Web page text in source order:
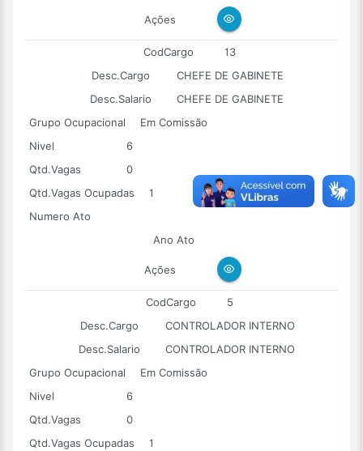
Ações
CodCargo
13
Desc.Cargo
CHEFE DE GABINETE
Desc.Salario
CHEFE DE GABINETE
Grupo Ocupacional
Em Comissão
Nivel
6
Qtd.Vagas
0
Qtd.Vagas Ocupadas
1
Numero Ato
Ano Ato
Ações
CodCargo
5
Desc.Cargo
CONTROLADOR INTERNO
Desc.Salario
CONTROLADOR INTERNO
Grupo Ocupacional
Em Comissão
Nivel
6
Qtd.Vagas
0
Qtd.Vagas Ocupadas
1